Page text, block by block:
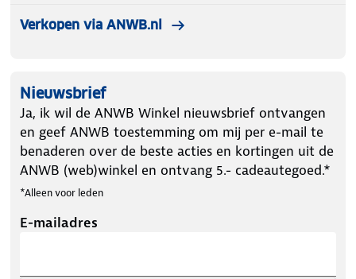
Verkopen via ANWB.nl
Nieuwsbrief
Ja, ik wil de ANWB Winkel nieuwsbrief ontvangen
en geef ANWB toestemming om mij per e-mail te
benaderen over de beste acties en kortingen uit de
ANWB (web)winkel en ontvang 5.- cadeautegoed.*
*Alleen voor leden
E-mailadres